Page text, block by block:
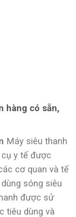
hàng có sẵn,
Máy siêu thanh
y tế được
cơ quan và tế
sóng siêu
được sử
tiêu dùng và